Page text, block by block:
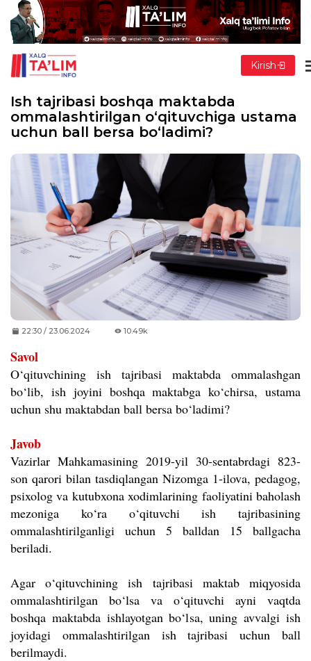
Kirish
Ish tajribasi boshqa maktabda
ommalashtirilgan o‘qituvchiga ustama
uchun ball bersa bo‘ladimi?
22:30 / 23.06.2024 10.49k
Savol
O‘qituvchining ish tajribasi maktabda ommalashgan
bo‘lib, ish joyini boshqa maktabga ko‘chirsa, ustama
uchun shu maktabdan ball bersa bo‘ladimi?
Javob
Vazirlar Mahkamasining 2019-yil 30-sentabrdagi 823-
son qarori bilan tasdiqlangan Nizomga 1-ilova, pedagog,
psixolog va kutubxona xodimlarining faoliyatini baholash
mezoniga ko‘ra o‘qituvchi ish tajribasining
ommalashtirilganligi uchun 5 balldan 15 ballgacha
beriladi.
Agar o‘qituvchining ish tajribasi maktab miqyosida
ommalashtirilgan bo‘lsa va o‘qituvchi ayni vaqtda
boshqa maktabda ishlayotgan bo‘lsa, uning avvalgi ish
joyidagi ommalashtirilgan ish tajribasi uchun ball
berilmaydi.